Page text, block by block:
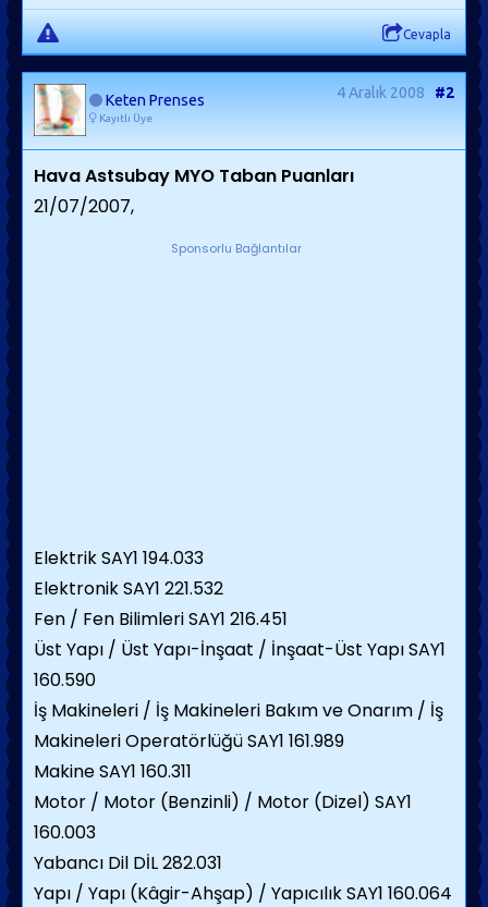
Cevapla
Keten Prenses
Kayıtlı Üye
4 Aralık 2008 #2
Hava Astsubay MYO Taban Puanları
21/07/2007,
Sponsorlu Bağlantılar
Elektrik SAY1 194.033
Elektronik SAY1 221.532
Fen / Fen Bilimleri SAY1 216.451
Üst Yapı / Üst Yapı-İnşaat / İnşaat-Üst Yapı SAY1
160.590
İş Makineleri / İş Makineleri Bakım ve Onarım / İş
Makineleri Operatörlüğü SAY1 161.989
Makine SAY1 160.311
Motor / Motor (Benzinli) / Motor (Dizel) SAY1
160.003
Yabancı Dil DİL 282.031
Yapı / Yapı (Kâgir-Ahşap) / Yapıcılık SAY1 160.064